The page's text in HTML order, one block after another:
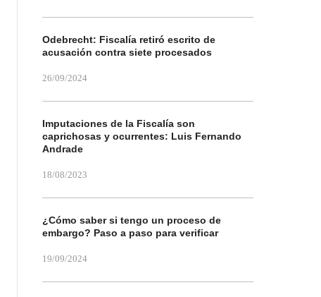
Odebrecht: Fiscalía retiró escrito de
acusación contra siete procesados
26/09/2024
Imputaciones de la Fiscalía son
caprichosas y ocurrentes: Luis Fernando
Andrade
18/08/2023
¿Cómo saber si tengo un proceso de
embargo? Paso a paso para verificar
19/09/2024